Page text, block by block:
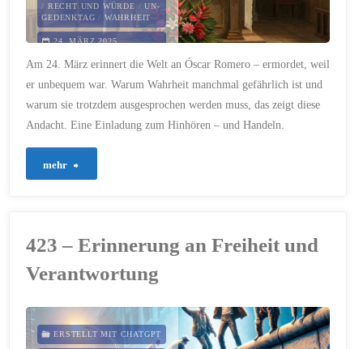
biblischer
auf
Würde
und
/ RECHT UND WÜRDE /UN-
GEDENKTAG / WAHRHEIT
24. MÄRZ 2025
Am 24. März erinnert die Welt an Óscar Romero – ermordet, weil
er unbequem war. Warum Wahrheit manchmal gefährlich ist und
warum sie trotzdem ausgesprochen werden muss, das zeigt diese
Andacht. Eine Einladung zum Hinhören – und Handeln.
mehr
soll
423 – Erinnerung an Freiheit und
Verantwortung
ERSTELLT MIT CHATGPT